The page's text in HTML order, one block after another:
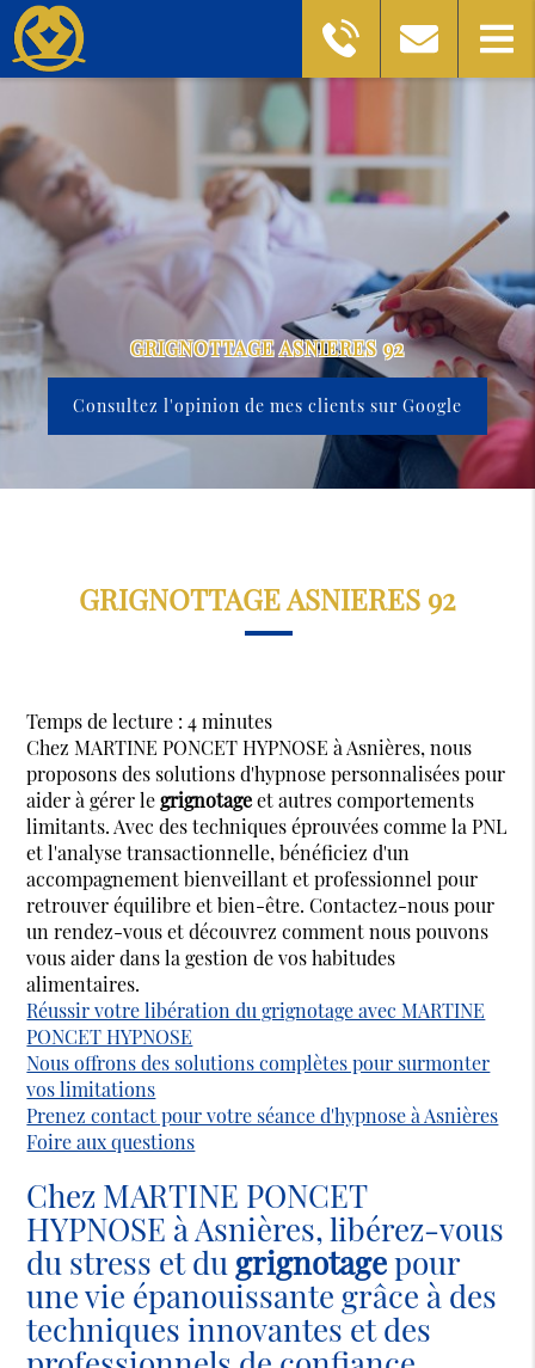
GRIGNOTTAGE ASNIERES 92
Consultez l'opinion de mes clients sur Google
GRIGNOTTAGE ASNIERES 92
Temps de lecture : 4 minutes
Chez MARTINE PONCET HYPNOSE à Asnières, nous
proposons des solutions d'hypnose personnalisées pour
aider à gérer legrignotageet autres comportements
limitants. Avec des techniques éprouvées comme la PNL
et l'analyse transactionnelle, bénéficiez d'un
accompagnement bienveillant et professionnel pour
retrouver équilibre et bien-être. Contactez-nous pour
un rendez-vous et découvrez comment nous pouvons
vous aider dans la gestion de vos habitudes
alimentaires.
Réussir votre libération du grignotage avec MARTINE
PONCET HYPNOSE
Nous offrons des solutions complètes pour surmonter
vos limitations
Prenez contact pour votre séance d'hypnose à Asnières
Foire aux questions
Chez MARTINE PONCET
HYPNOSE à Asnières, libérez-vous
du stress et du grignotagepour
une vie épanouissante grâce à des
techniques innovantes et des